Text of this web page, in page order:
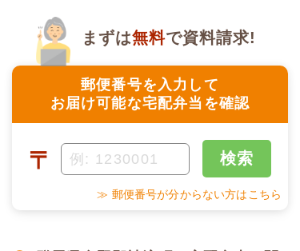
郵便番号を入力して
お届け可能な宅配弁当を確認
まずは無料で資料請求!
〒 検索
≫ 郵便番号が分からない方はこちら